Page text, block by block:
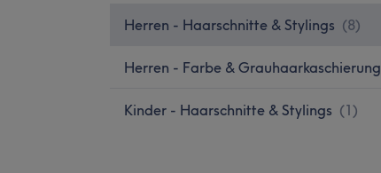
Herren - Haarschnitte & Stylings (8)
Herren - Farbe & Grauhaarkaschierung
Kinder - Haarschnitte & Stylings (1)